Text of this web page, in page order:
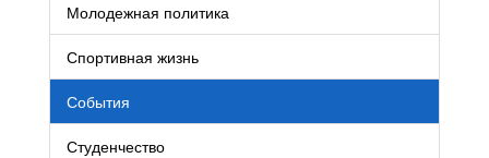
Молодежная политика
Спортивная жизнь
События
Студенчество